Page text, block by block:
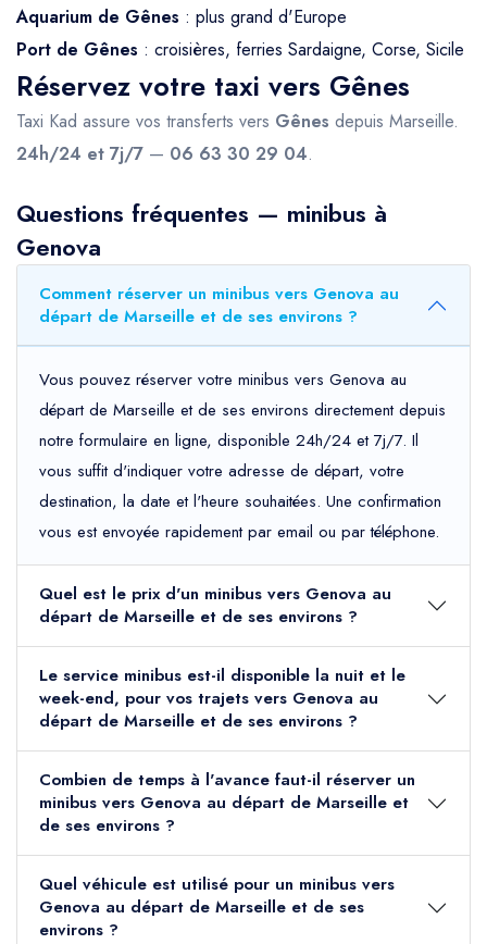
Aquarium de Gênes : plus grand d'Europe
Port de Gênes : croisières, ferries Sardaigne, Corse, Sicile
Réservez votre taxi vers Gênes
Taxi Kad assure vos transferts vers Gênes depuis Marseille.
24h/24 et 7j/7 — 06 63 30 29 04.
Questions fréquentes — minibus à
Genova
Comment réserver un minibus vers Genova au
départ de Marseille et de ses environs ?
Vous pouvez réserver votre minibus vers Genova au
départ de Marseille et de ses environs directement depuis
notre formulaire en ligne, disponible 24h/24 et 7j/7. Il
vous suffit d'indiquer votre adresse de départ, votre
destination, la date et l'heure souhaitées. Une confirmation
vous est envoyée rapidement par email ou par téléphone.
Quel est le prix d'un minibus vers Genova au
départ de Marseille et de ses environs ?
Le service minibus est-il disponible la nuit et le
week-end, pour vos trajets vers Genova au
départ de Marseille et de ses environs ?
Combien de temps à l'avance faut-il réserver un
minibus vers Genova au départ de Marseille et
de ses environs ?
Quel véhicule est utilisé pour un minibus vers
Genova au départ de Marseille et de ses
environs ?